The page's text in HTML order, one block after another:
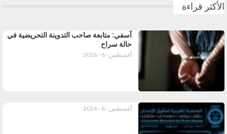
الأكثر قراءة
آسفي: متابعة صاحب التدوينة التحريضية في
حالة سراح
أغسطس - 6 - 2026
أغسطس - 6 - 2026